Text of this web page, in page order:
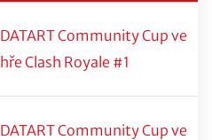
DATART Community Cup ve
hře Clash Royale #1
DATART Community Cup ve